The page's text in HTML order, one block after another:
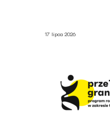
17 lipca 2026